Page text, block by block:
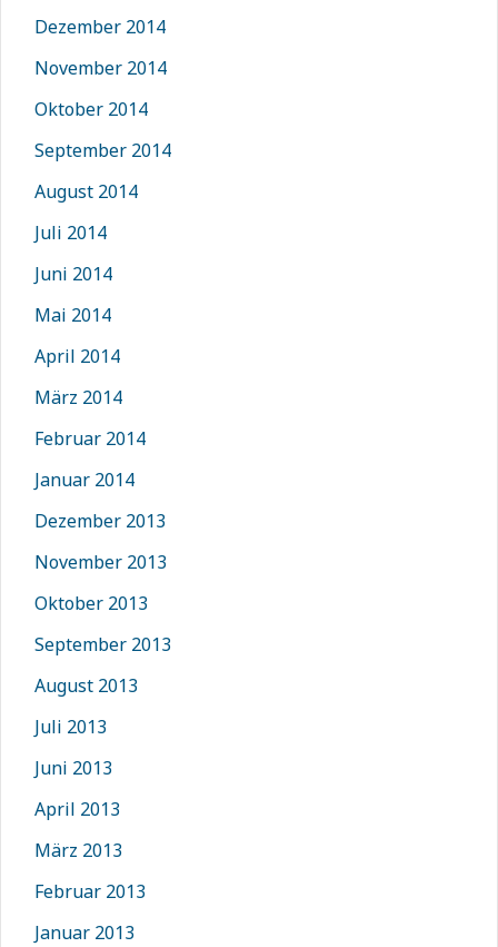
Dezember 2014
November 2014
Oktober 2014
September 2014
August 2014
Juli 2014
Juni 2014
Mai 2014
April 2014
März 2014
Februar 2014
Januar 2014
Dezember 2013
November 2013
Oktober 2013
September 2013
August 2013
Juli 2013
Juni 2013
April 2013
März 2013
Februar 2013
Januar 2013